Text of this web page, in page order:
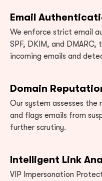
Email
We enforce strict email
SPF, DKIM, and
incoming emails and
Domain
Our system assesses
and flags emails from
further scrutiny.
Intelligent Link
VIP Impersonation